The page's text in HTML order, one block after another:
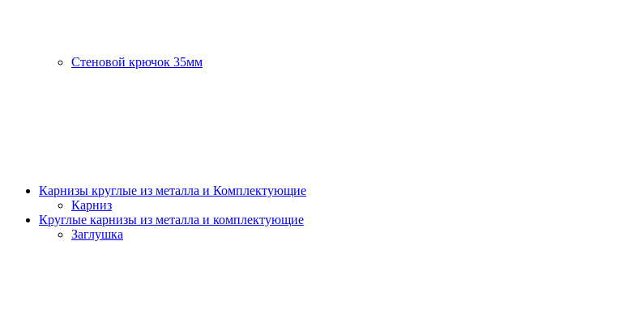
Стеновой крючок 35мм
Карнизы круглые из металла и Комплектующие
Карниз
Круглые карнизы из металла и комплектующие
Заглушка